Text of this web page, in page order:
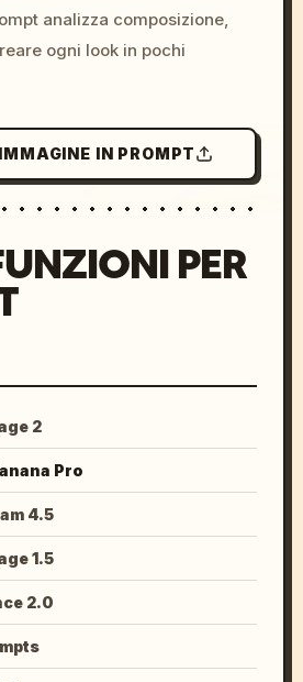
analizza composizione,
ogni look in pochi
IN PROMPT
PER
2
Pro
4.5
1.5
2.0